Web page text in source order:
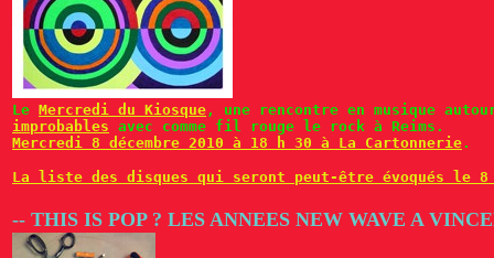
Le Mercredi du Kiosque , une rencontre en musique
improbables avec comme fil rouge le rock à Reims.
Mercredi 8 décembre 2010 à 18 h 30 à La Cartonnerie.
La liste des disques qui seront peut-être évoqués le 8
-- THIS IS POP ? LES ANNEES NEW WAVE A